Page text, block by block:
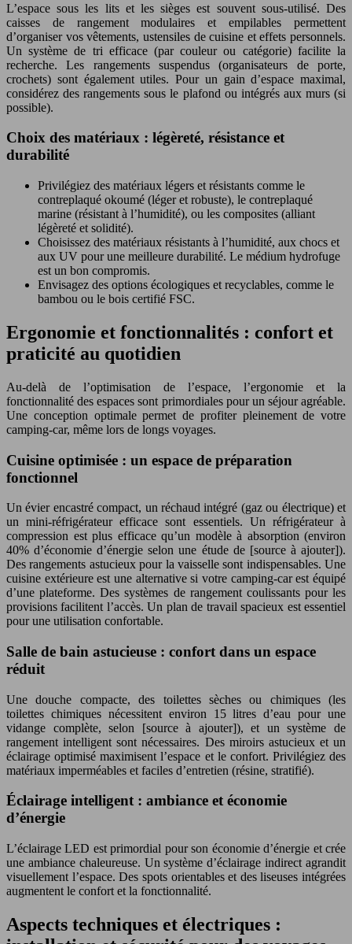
L’espace sous les lits et les sièges est souvent sous-utilisé. Des
caisses de rangement modulaires et empilables permettent
d’organiser vos vêtements, ustensiles de cuisine et effets personnels.
Un système de tri efficace (par couleur ou catégorie) facilite la
recherche. Les rangements suspendus (organisateurs de porte,
crochets) sont également utiles. Pour un gain d’espace maximal,
considérez des rangements sous le plafond ou intégrés aux murs (si
possible).
Choix des matériaux : légèreté, résistance et
durabilité
Privilégiez des matériaux légers et résistants comme le
contreplaqué okoumé (léger et robuste), le contreplaqué
marine (résistant à l’humidité), ou les composites (alliant
légèreté et solidité).
Choisissez des matériaux résistants à l’humidité, aux chocs et
aux UV pour une meilleure durabilité. Le médium hydrofuge
est un bon compromis.
Envisagez des options écologiques et recyclables, comme le
bambou ou le bois certifié FSC.
Ergonomie et fonctionnalités : confort et
praticité au quotidien
Au-delà de l’optimisation de l’espace, l’ergonomie et la
fonctionnalité des espaces sont primordiales pour un séjour agréable.
Une conception optimale permet de profiter pleinement de votre
camping-car, même lors de longs voyages.
Cuisine optimisée : un espace de préparation
fonctionnel
Un évier encastré compact, un réchaud intégré (gaz ou électrique) et
un mini-réfrigérateur efficace sont essentiels. Un réfrigérateur à
compression est plus efficace qu’un modèle à absorption (environ
40% d’économie d’énergie selon une étude de [source à ajouter]).
Des rangements astucieux pour la vaisselle sont indispensables. Une
cuisine extérieure est une alternative si votre camping-car est équipé
d’une plateforme. Des systèmes de rangement coulissants pour les
provisions facilitent l’accès. Un plan de travail spacieux est essentiel
pour une utilisation confortable.
Salle de bain astucieuse : confort dans un espace
réduit
Une douche compacte, des toilettes sèches ou chimiques (les
toilettes chimiques nécessitent environ 15 litres d’eau pour une
vidange complète, selon [source à ajouter]), et un système de
rangement intelligent sont nécessaires. Des miroirs astucieux et un
éclairage optimisé maximisent l’espace et le confort. Privilégiez des
matériaux imperméables et faciles d’entretien (résine, stratifié).
Éclairage intelligent : ambiance et économie
d’énergie
L’éclairage LED est primordial pour son économie d’énergie et crée
une ambiance chaleureuse. Un système d’éclairage indirect agrandit
visuellement l’espace. Des spots orientables et des liseuses intégrées
augmentent le confort et la fonctionnalité.
Aspects techniques et électriques :